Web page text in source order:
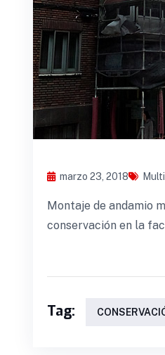
marzo 23, 2018
Montaje de andamio
conservación en la
Tag: